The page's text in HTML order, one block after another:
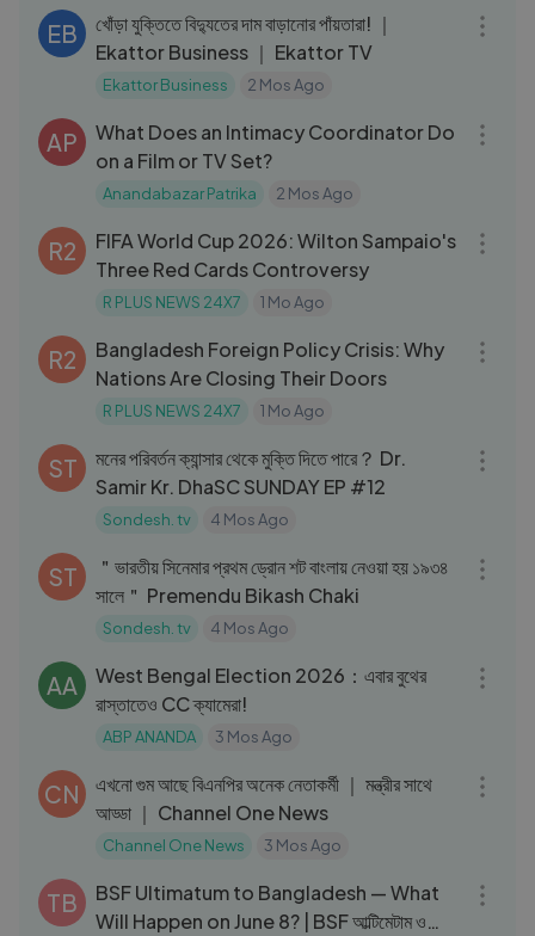
EB
খোঁড়া যুক্তিতে বিদ‍্যুতের দাম বাড়ানোর পাঁয়তারা! ｜
Ekattor Business ｜ Ekattor TV
Ekattor Business 2 Mos Ago
AP
What Does an Intimacy Coordinator Do
on a Film or TV Set?
Anandabazar Patrika 2 Mos Ago
R2
FIFA World Cup 2026: Wilton Sampaio's
Three Red Cards Controversy
R PLUS NEWS 24X7 1 Mo Ago
R2
Bangladesh Foreign Policy Crisis: Why
Nations Are Closing Their Doors
R PLUS NEWS 24X7 1 Mo Ago
ST
মনের পরিবর্তন ক্যান্সার থেকে মুক্তি দিতে পারে？ Dr.
Samir Kr. DhaSC SUNDAY EP #12
Sondesh. tv 4 Mos Ago
ST
＂ভারতীয় সিনেমার প্রথম ড্রোন শট বাংলায় নেওয়া হয় ১৯৩৪
সালে＂ Premendu Bikash Chaki
Sondesh. tv 4 Mos Ago
AA
West Bengal Election 2026：এবার বুথের
রাস্তাতেও CC ক্যামেরা!
ABP ANANDA 3 Mos Ago
CN
এখনো গুম আছে বিএনপির অনেক নেতাকর্মী ｜ মন্ত্রীর সাথে
আড্ডা ｜ Channel One News
Channel One News 3 Mos Ago
TB
BSF Ultimatum to Bangladesh — What
Will Happen on June 8? | BSF আল্টিমেটাম ও